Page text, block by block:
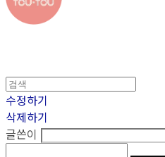
수정하기
삭제하기
글쓴이